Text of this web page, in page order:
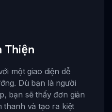
Thiện
một giao diện dễ
Dù bạn là người
bạn sẽ thấy đơn giản
thanh và tạo ra kiệt